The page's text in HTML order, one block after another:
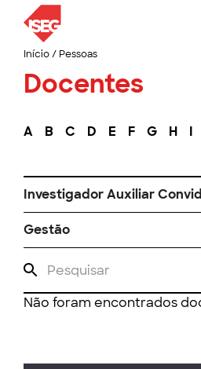
Início/ Pessoas
Docentes
A B C D E F G H I
Investigador Auxiliar
Gestão
Não foram encontrados